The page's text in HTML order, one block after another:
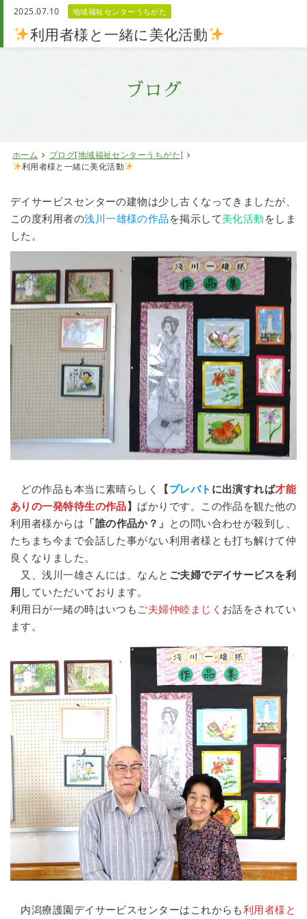
ブログ
ホーム
ブログ[地域福祉センターうちがた]
利用者様と一緒に美化活動
2025.07.10 地域福祉センターうちがた
利用者様と一緒に美化活動
デイサービスセンターの建物は少し古くなってきましたが、
この度利用者の浅川一雄様の作品 を掲示して美化活動 をしま
した。
どの作品も本当に素晴らしく 【プレバト に出演すれば才能
ありの一発特待生の作品】 ばかりです。この作品を観た他の
利用者様からは 「誰の作品か？」 との問い合わせが殺到し、
たちまち今まで会話した事がない利用者様とも打ち解けて仲
良くなりました。
又、浅川一雄さんには、なんと ご夫婦でデイサービスを利
用 していただいております。
利用日が一緒の時はいつも ご夫婦仲睦まじく お話をされてい
ます。
内潟療護園デイサービスセンターはこれからも利用者様と